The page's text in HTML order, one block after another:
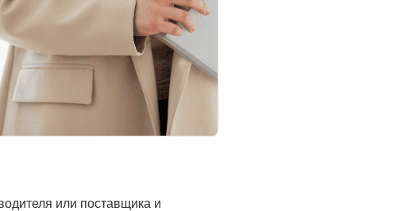
или поставщика и